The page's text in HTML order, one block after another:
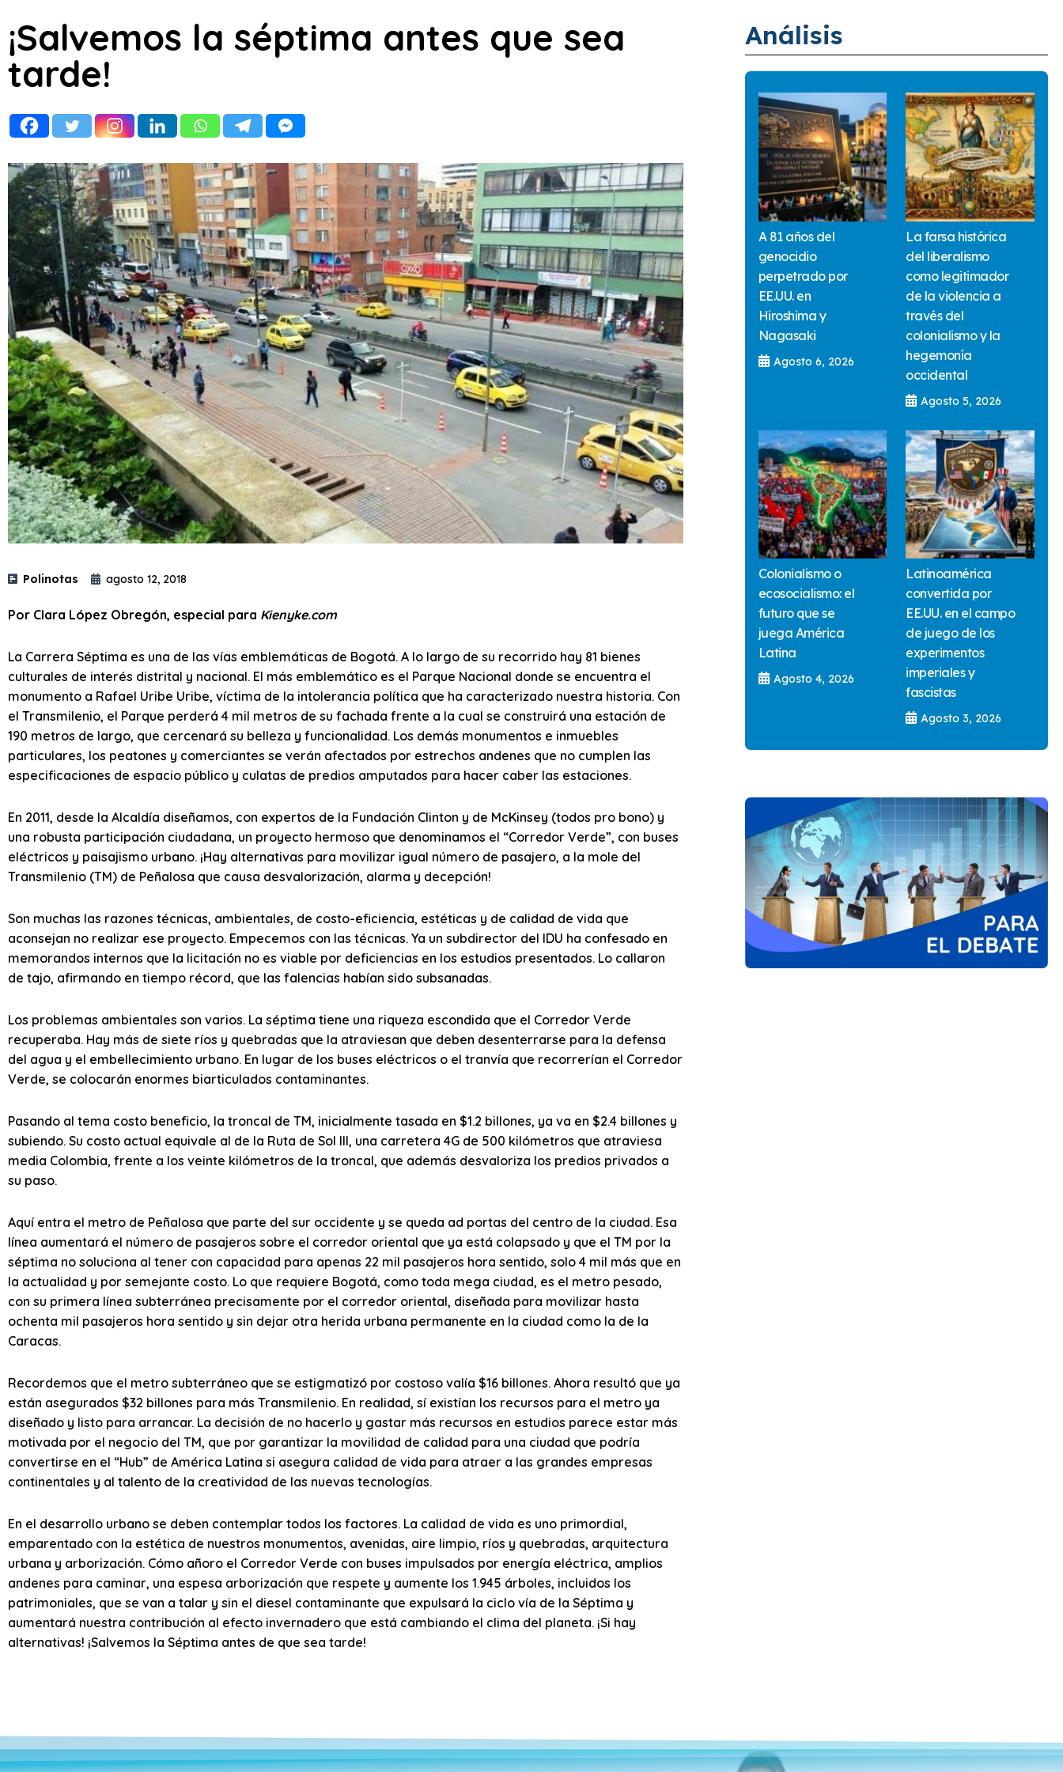
¡Salvemos la séptima antes que sea
tarde!
Polinotas agosto 12, 2018
Por Clara López Obregón, especial para Kienyke.com
La Carrera Séptima es una de las vías emblemáticas de Bogotá. A lo largo de su recorrido hay 81 bienes
culturales de interés distrital y nacional. El más emblemático es el Parque Nacional donde se encuentra el
monumento a Rafael Uribe Uribe, víctima de la intolerancia política que ha caracterizado nuestra historia. Con
el Transmilenio, el Parque perderá 4 mil metros de su fachada frente a la cual se construirá una estación de
190 metros de largo, que cercenará su belleza y funcionalidad. Los demás monumentos e inmuebles
particulares, los peatones y comerciantes se verán afectados por estrechos andenes que no cumplen las
especificaciones de espacio público y culatas de predios amputados para hacer caber las estaciones.
En 2011, desde la Alcaldía diseñamos, con expertos de la Fundación Clinton y de McKinsey (todos pro bono) y
una robusta participación ciudadana, un proyecto hermoso que denominamos el “Corredor Verde”, con buses
eléctricos y paisajismo urbano. ¡Hay alternativas para movilizar igual número de pasajero, a la mole del
Transmilenio (TM) de Peñalosa que causa desvalorización, alarma y decepción!
Son muchas las razones técnicas, ambientales, de costo-eficiencia, estéticas y de calidad de vida que
aconsejan no realizar ese proyecto. Empecemos con las técnicas. Ya un subdirector del IDU ha confesado en
memorandos internos que la licitación no es viable por deficiencias en los estudios presentados. Lo callaron
de tajo, afirmando en tiempo récord, que las falencias habían sido subsanadas.
Los problemas ambientales son varios. La séptima tiene una riqueza escondida que el Corredor Verde
recuperaba. Hay más de siete ríos y quebradas que la atraviesan que deben desenterrarse para la defensa
del agua y el embellecimiento urbano. En lugar de los buses eléctricos o el tranvía que recorrerían el Corredor
Verde, se colocarán enormes biarticulados contaminantes.
Pasando al tema costo beneficio, la troncal de TM, inicialmente tasada en $1.2 billones, ya va en $2.4 billones y
subiendo. Su costo actual equivale al de la Ruta de Sol III, una carretera 4G de 500 kilómetros que atraviesa
media Colombia, frente a los veinte kilómetros de la troncal, que además desvaloriza los predios privados a
su paso.
Aquí entra el metro de Peñalosa que parte del sur occidente y se queda ad portas del centro de la ciudad. Esa
línea aumentará el número de pasajeros sobre el corredor oriental que ya está colapsado y que el TM por la
séptima no soluciona al tener con capacidad para apenas 22 mil pasajeros hora sentido, solo 4 mil más que en
la actualidad y por semejante costo. Lo que requiere Bogotá, como toda mega ciudad, es el metro pesado,
con su primera línea subterránea precisamente por el corredor oriental, diseñada para movilizar hasta
ochenta mil pasajeros hora sentido y sin dejar otra herida urbana permanente en la ciudad como la de la
Caracas.
Recordemos que el metro subterráneo que se estigmatizó por costoso valía $16 billones. Ahora resultó que ya
están asegurados $32 billones para más Transmilenio. En realidad, sí existían los recursos para el metro ya
diseñado y listo para arrancar. La decisión de no hacerlo y gastar más recursos en estudios parece estar más
motivada por el negocio del TM, que por garantizar la movilidad de calidad para una ciudad que podría
convertirse en el “Hub” de América Latina si asegura calidad de vida para atraer a las grandes empresas
continentales y al talento de la creatividad de las nuevas tecnologías.
En el desarrollo urbano se deben contemplar todos los factores. La calidad de vida es uno primordial,
emparentado con la estética de nuestros monumentos, avenidas, aire limpio, ríos y quebradas, arquitectura
urbana y arborización. Cómo añoro el Corredor Verde con buses impulsados por energía eléctrica, amplios
andenes para caminar, una espesa arborización que respete y aumente los 1.945 árboles, incluidos los
patrimoniales, que se van a talar y sin el diesel contaminante que expulsará la ciclo vía de la Séptima y
aumentará nuestra contribución al efecto invernadero que está cambiando el clima del planeta. ¡Si hay
alternativas! ¡Salvemos la Séptima antes de que sea tarde!
Análisis
A 81 años del
genocidio
perpetrado por
EE.UU. en
Hiroshima y
Nagasaki
Agosto 6, 2026
La farsa histórica
del liberalismo
como legitimador
de la violencia a
través del
colonialismo y la
hegemonía
occidental
Agosto 5, 2026
Colonialismo o
ecosocialismo: el
futuro que se
juega América
Latina
Agosto 4, 2026
Latinoamérica
convertida por
EE.UU. en el campo
de juego de los
experimentos
imperiales y
fascistas
Agosto 3, 2026